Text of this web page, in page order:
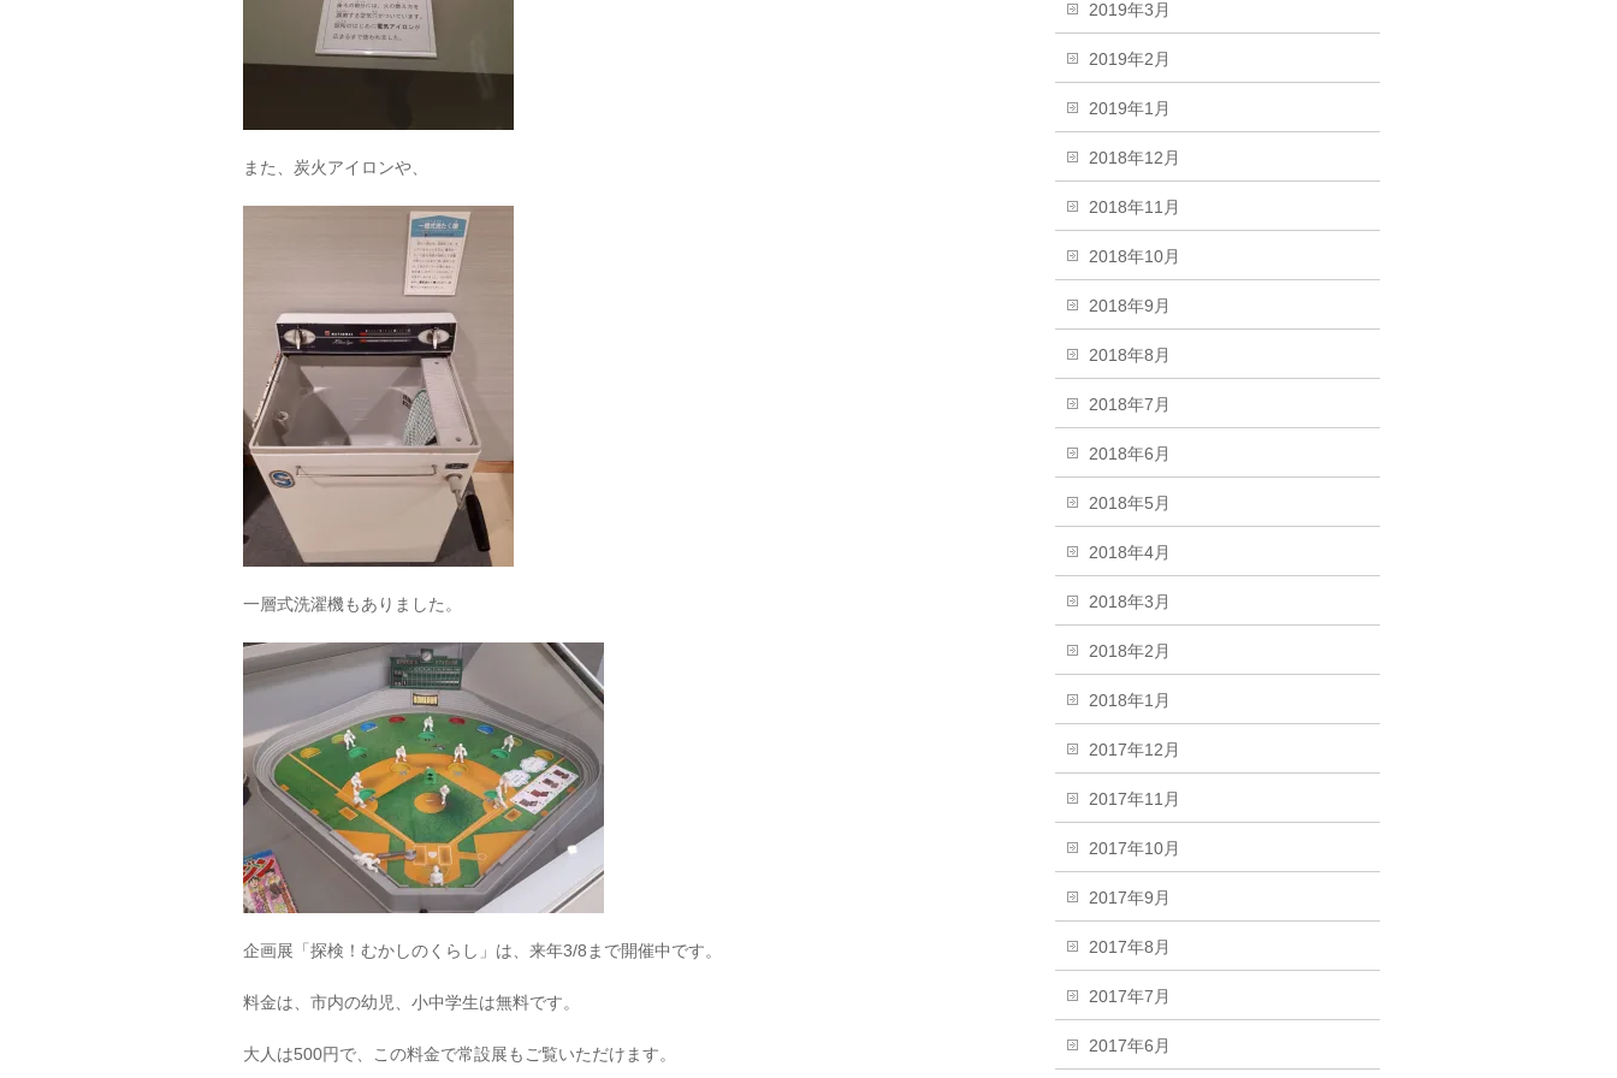
また、炭火アイロンや、
一層式洗濯機もありました。
企画展「探検！むかしのくらし」は、来年3/8まで開催中です。
料金は、市内の幼児、小中学生は無料です。
大人は500円で、この料金で常設展もご覧いただけます。
2019年3月
2019年2月
2019年1月
2018年12月
2018年11月
2018年10月
2018年9月
2018年8月
2018年7月
2018年6月
2018年5月
2018年4月
2018年3月
2018年2月
2018年1月
2017年12月
2017年11月
2017年10月
2017年9月
2017年8月
2017年7月
2017年6月